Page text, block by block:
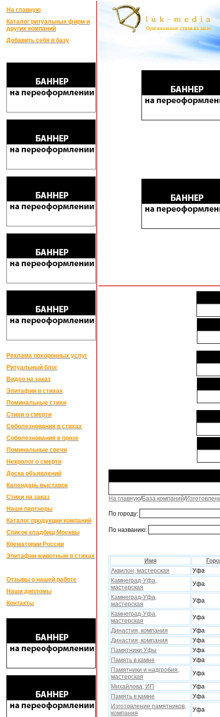
На главную
Каталог ритуальных фирм и
других компаний
Добавить себя в базу
Реклама похоронных услуг
Ритуальный блог
Видео на заказ
Эпитафии в стихах
Поминальные стихи
Стихи о смерти
Соболезнования в стихах
Соболезнования в прозе
Поминальные свечи
Некролог о смерти
Доска объявлений
Календарь выставок
Стихи на заказ
Наши партнеры
Каталог продукции компаний
Список кладбищ Москвы
Крематории России
Эпитафии животным в стихах
Отзывы о нашей работе
Наши дипломы
Контакты
На главную/База компаний/
По городу:
По названию:
Имя
Аквилон, мастерская
Уфа
Камнеград-Уфа,
мастерская
Уфа
Камнеград-Уфа,
мастерская
Уфа
Камнеград-Уфа,
мастерская
Уфа
Династия, компания
Уфа
Династия, компания
Уфа
Памятники Уфы
Уфа
Память в камне
Уфа
Памятники и надгробия,
мастерская
Уфа
Михайлова, ИП
Уфа
Память в камне
Уфа
Изготовление памятников,
компания
Уфа